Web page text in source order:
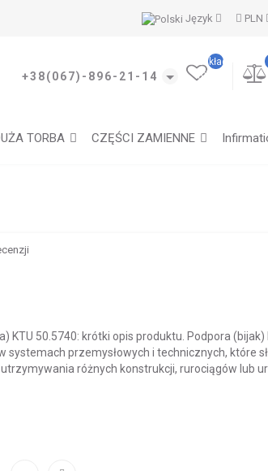
PLN
Język
+38(067)-896-21-14
zakładki
(0)
TORBA CZĘŚCI ZAMIENNE
KTU 50.5740: krótki opis produktu. Podpora (bijak)
systemach przemysłowych i technicznych, które
różnych konstrukcji, rurociągów lub